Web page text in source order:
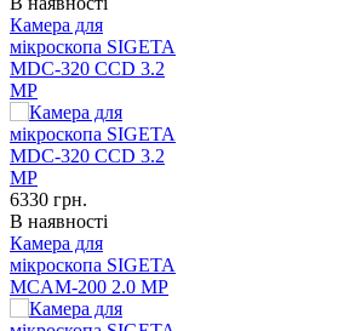
Камера для
мікроскопа SIGETA
MDC-320 CCD 3.2
MР
6330 грн.
В наявності
Камера для
мікроскопа SIGETA
MCAM-200 2.0 MP